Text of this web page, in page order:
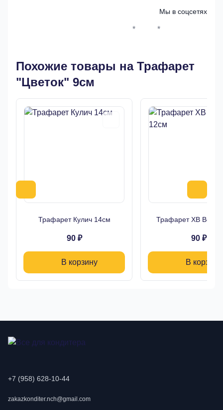
Мы в соцсетях
* *
Похожие товары на Трафарет
"Цветок" 9см
Трафарет Кулич 14см
90 ₽
В корзину
Трафарет ХВ
90 ₽
В корзину
+7 (958) 628-10-44
zakazkonditer.nch@gmail.com